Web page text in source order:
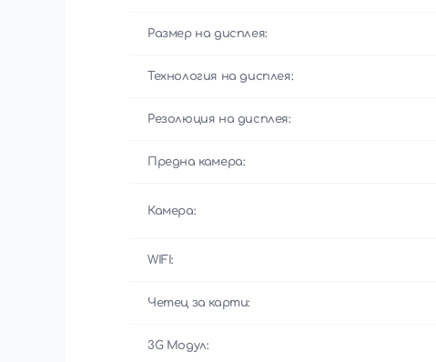
Размер на дисплея:
Технология на дисплея:
Резолюция на дисплея:
Предна камера:
Камера:
WIFI:
Четец за карти:
3G Модул: